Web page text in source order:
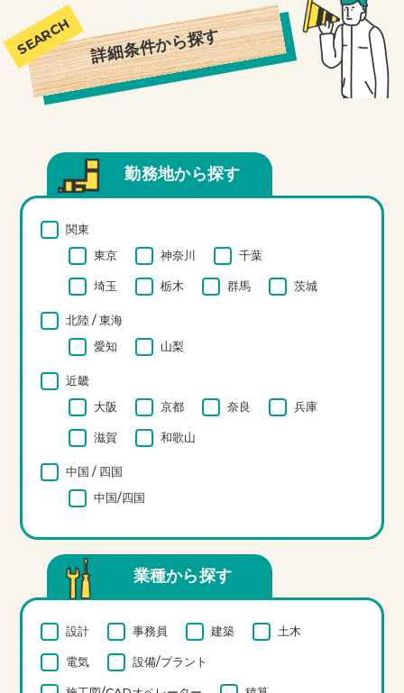
詳細条件から探す
勤務地から探す
関東
東京
神奈川 千葉
埼玉 栃木 群馬 茨城
北陸 / 東海
愛知
山梨
近畿
大阪
京都 奈良 兵庫
滋賀 和歌山
中国 / 四国
中国/四国
業種から探す
設計 事務員 建築 土木
電気 設備/プラント